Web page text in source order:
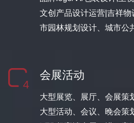
文创产品设计运营|吉祥
市园林规划设计、城市公
4
会展活动
大型展览、展厅、会展策
大型活动、会议、晚会策